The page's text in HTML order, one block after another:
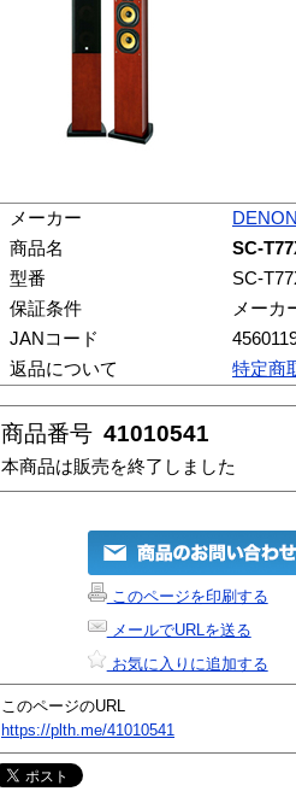
メーカー
商品名
SC-
型番
SC-
保証条件
メーカ
JANコード
返品について
特定商
商品番号 41010541
本商品は販売を終了しました
このページを印刷する
メールでURLを送る
お気に入りに追加する
このページのURL
https://plth.me/41010541